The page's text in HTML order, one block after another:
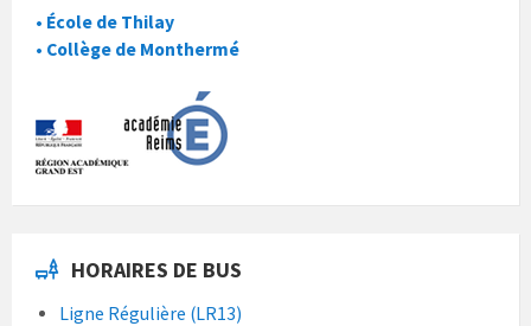
• École de Thilay
• Collège de Monthermé
HORAIRES DE BUS
Ligne Régulière (LR13)